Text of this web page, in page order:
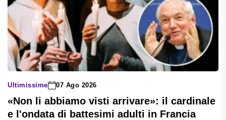
Ultimissime 07 Ago 2026
«Non li abbiamo visti arrivare»: il cardinale
e l'ondata di battesimi adulti in Francia